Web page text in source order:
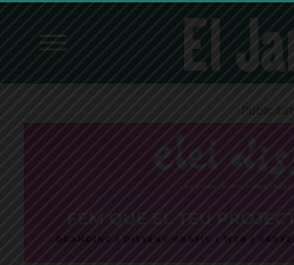
Publicitat